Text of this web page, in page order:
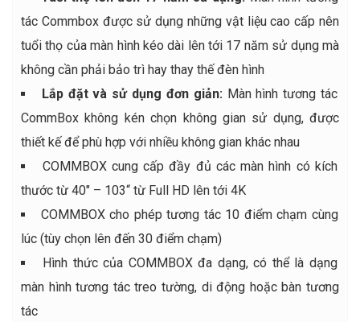
tác Commbox được sử dụng những vật liệu cao cấp nên
tuổi thọ của màn hình kéo dài lên tới 17 năm sử dụng mà
không cần phải bảo trì hay thay thế đèn hình
Lắp đặt và sử dụng đơn giản: Màn hình tương tác
CommBox không kén chọn không gian sử dụng, được
thiết kế để phù hợp với nhiều không gian khác nhau
COMMBOX cung cấp đầy đủ các màn hình có kích
thước từ 40″ – 103“ từ Full HD lên tới 4K
COMMBOX cho phép tương tác 10 điểm chạm cùng
lúc (tùy chọn lên đến 30 điểm chạm)
Hình thức của COMMBOX đa dạng, có thể là dạng
màn hình tương tác treo tường, di động hoặc bàn tương
tác